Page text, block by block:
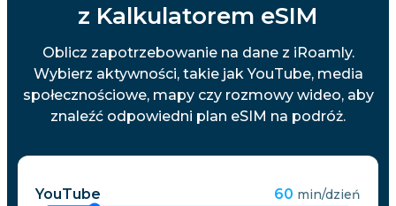
z Kalkulatorem eSIM
Oblicz zapotrzebowanie na dane z iRoamly.
Wybierz aktywności, takie jak YouTube, media
społecznościowe, mapy czy rozmowy wideo, aby
znaleźć odpowiedni plan eSIM na podróż.
YouTube 60 min/dzień